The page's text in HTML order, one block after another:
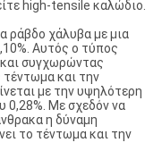
high-tensile καλώδιο.
ράβδο χάλυβα με μια
Αυτός ο τύπος
και συγχωρώντας
και την
με την υψηλότερη
0,28%. Με σχεδόν να
η δύναμη
το τέντωμα και την